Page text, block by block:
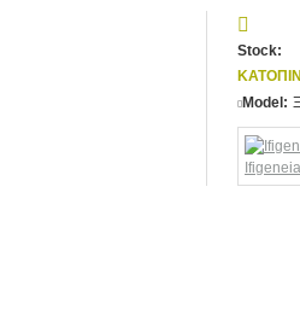
Stock:
Model: